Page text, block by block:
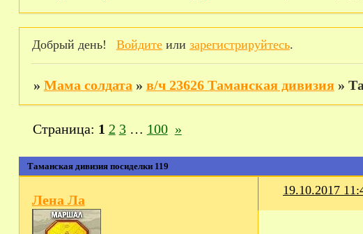
Добрый день! Войдитеили зарегистрируйтесь.
» Мама солдата » в/ч 23626 Таманская дивизия »
Таманская дивизия посиделки 119
Страница: 1 2 3 … 100 »
19.10.2017
Лена Ла